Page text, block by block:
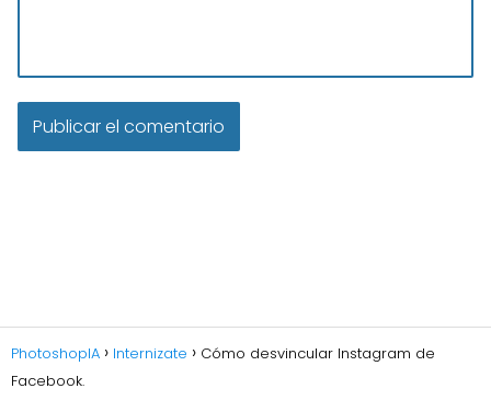
PhotoshopIA Internizate
Cómo desvincular Instagram de
Facebook.